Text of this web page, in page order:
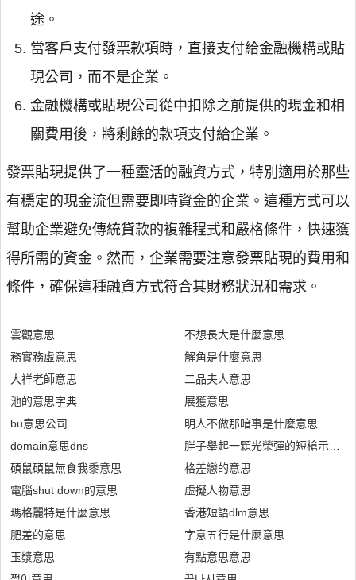
途。
當客戶支付發票款項時，直接支付給金融機構或貼
現公司，而不是企業。
金融機構或貼現公司從中扣除之前提供的現金和相
關費用後，將剩餘的款項支付給企業。
發票貼現提供了一種靈活的融資方式，特別適用於那些
有穩定的現金流但需要即時資金的企業。這種方式可以
幫助企業避免傳統貸款的複雜程式和嚴格條件，快速獲
得所需的資金。然而，企業需要注意發票貼現的費用和
條件，確保這種融資方式符合其財務狀況和需求。
雲觀意思
務實務虛意思
大祥老師意思
池的意思字典
bu意思公司
domain意思dns
碩鼠碩鼠無食我黍意思
電腦shut down的意思
瑪格麗特是什麼意思
肥差的意思
玉漿意思
不想長大是什麼意思
解角是什麼意思
二品夫人意思
展獲意思
明人不做那暗事是什麼意思
胖子舉起一顆光榮彈的短槍示意悶
格差戀的意思
虛擬人物意思
香港短語dlm意思
字意五行是什麼意思
有點意思意思